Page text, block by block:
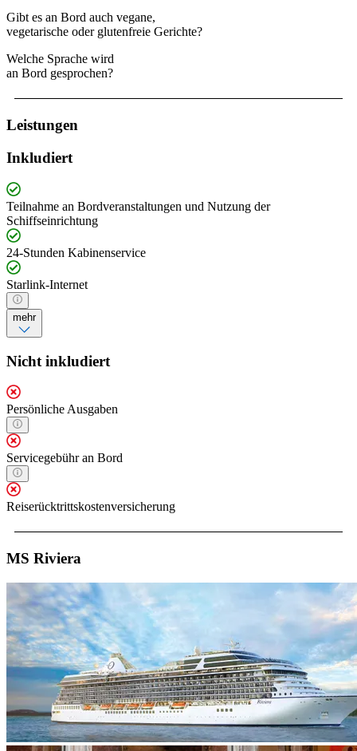
Gibt es an Bord auch vegane,
vegetarische oder glutenfreie Gerichte?
Welche Sprache wird
an Bord gesprochen?
Leistungen
Inkludiert
Teilnahme an Bordveranstaltungen und Nutzung der
Schiffseinrichtung
24-Stunden Kabinenservice
Starlink-Internet
mehr
Nicht inkludiert
Persönliche Ausgaben
Servicegebühr an Bord
Reiserücktrittskostenversicherung
MS Riviera